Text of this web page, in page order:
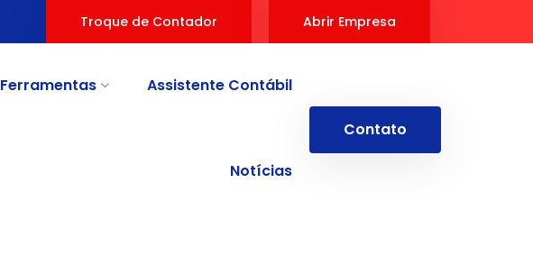
Troque de Contador Abrir Empresa
Ferramentas Assistente Contábil
Notícias
Contato